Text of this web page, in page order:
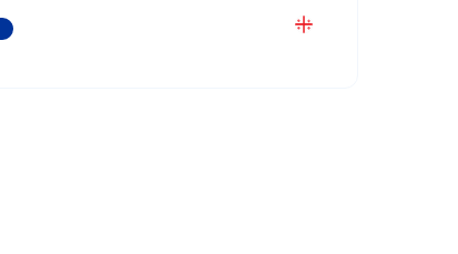
ᲒᲐᲘᲒᲔᲗ ᲛᲔᲢᲘ